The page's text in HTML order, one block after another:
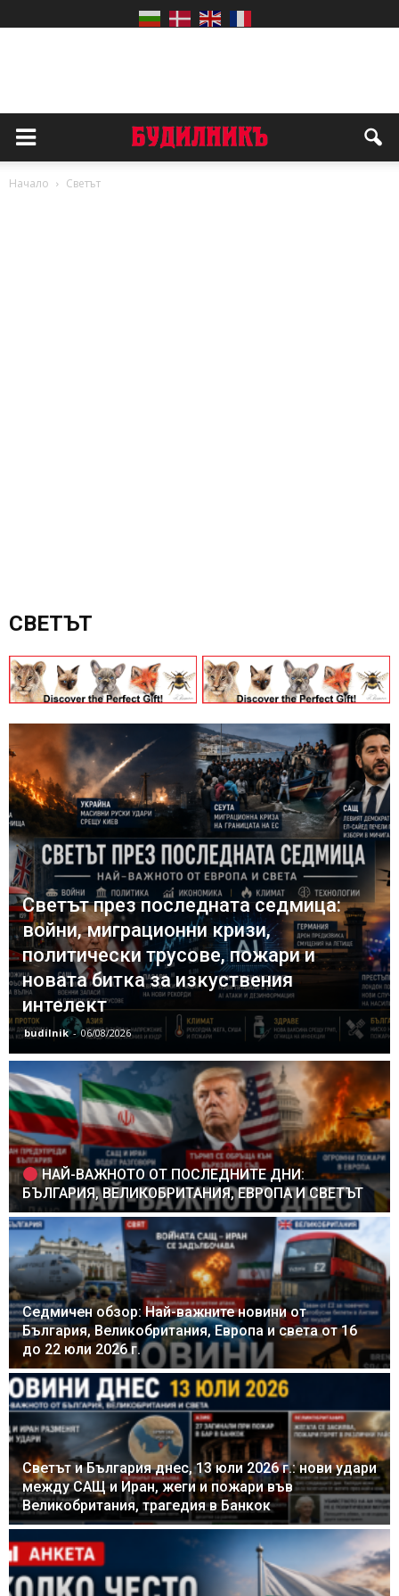
Начало Светът
СВЕТЪТ
Светът през последната седмица:
войни, миграционни кризи,
политически трусове, пожари и
новата битка за изкуствения
интелект
budilnik - 06/08/2026
НАЙ-ВАЖНОТО ОТ ПОСЛЕДНИТЕ ДНИ:
БЪЛГАРИЯ, ВЕЛИКОБРИТАНИЯ, ЕВРОПА И СВЕТЪТ
Седмичен обзор: Най-важните новини от
България, Великобритания, Европа и света от 16
до 22 юли 2026 г.
Светът и България днес, 13 юли 2026 г.: нови удари
между САЩ и Иран, жеги и пожари във
Великобритания, трагедия в Банкок